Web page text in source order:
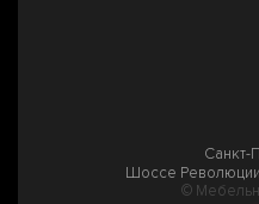
Санкт-
Шоссе
©